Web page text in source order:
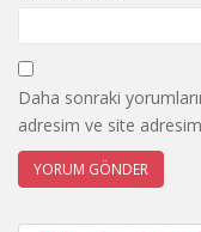
Daha sonraki
adresim ve site